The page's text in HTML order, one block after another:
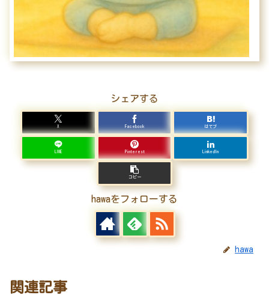
シェアする
X Facebook はてブ
LINE Pinterest LinkedIn
コピー
hawaをフォローする
hawa
関連記事